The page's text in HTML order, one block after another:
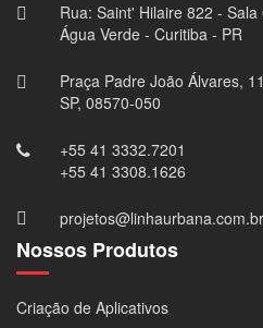
Rua: Saint' Hilaire 822 - Sala
Água Verde - Curitiba - PR
Praça Padre João Álvares,
SP, 08570-050
+55 41 3332.7201
+55 41 3308.1626
projetos@linhaurbana.com.br
Nossos Produtos
Criação de Aplicativos